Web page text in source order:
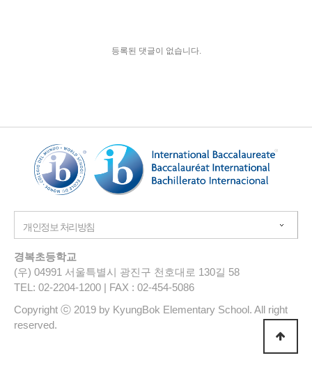
등록된 댓글이 없습니다.
경복초등학교
(우) 04991 서울특별시 광진구 천호대로 130길 58
TEL: 02-2204-1200 | FAX : 02-454-5086
Copyright ⓒ 2019 by KyungBok Elementary School. All right
reserved.